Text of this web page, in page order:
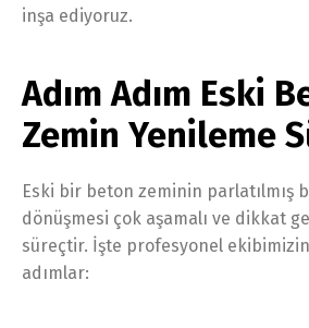
inşa ediyoruz.
Adım Adım Eski
Zemin Yenileme
Eski bir beton zeminin parlatılmış
dönüşmesi çok aşamalı ve dikkat
süreçtir. İşte profesyonel
adımlar: